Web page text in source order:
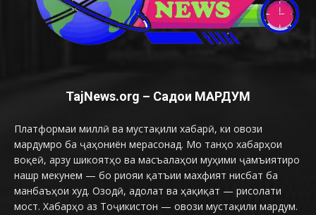
TajNews.org – Садои МАРДУМ
Платформаи миллӣ ва мустақили хабарӣ, ки овози
мардумро ба ҷаҳониён мерасонад. Мо танҳо хабарҳои
воқеӣ, арзу шикоятҳо ва масъалаҳои муҳими ҷамъиятиро
нашр мекунем — бо риояи қатъии махфият нисбат ба
манбаъҳои худ. Озодӣ, адолат ва ҳақиқат — рисолати
мост. Хабарҳо аз Тоҷикистон — овози мустақили мардум.